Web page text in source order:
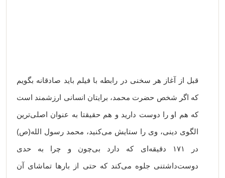
قبل از آغاز هر سخنی در رابطه با فیلم باید صادقانه بگویم
که اگر شخص حضرت محمد، برایتان انسانی ارزشمند است
که هم او را دوست دارید و هم حقیقتا به عنوان اصلی‌ترین
الگوی دینی، وی را ستایش می‌کنید، محمد رسول الله(ص)
در ۱۷۱ دقیقه‌ای که دارد بی‌چون و چرا به حدی
دوست‌داشتنی جلوه می‌کند که حتی از بارها تماشای آن